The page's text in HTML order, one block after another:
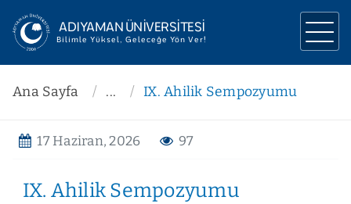
ADIYAMAN ÜNİVERSİTESİ
Bilimle Yüksel, Geleceğe Yön Ver!
ÜNİVERSİTEMİZ
ARAŞTIRMA
Ana Sayfa ... IX. Ahilik Sempozyumu
17 Haziran, 2026 97
IX. Ahilik Sempozyumu